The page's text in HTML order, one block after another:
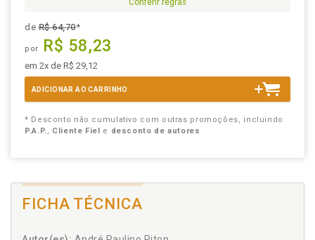
Conferir regras
deR$ 64,70*
por R$ 58,23
em 2x de R$ 29,12
ADICIONAR AO CARRINHO
* Desconto não cumulativo com outras promoções, incluindo
P.A.P., Cliente Fiel e desconto de autores
FICHA TÉCNICA